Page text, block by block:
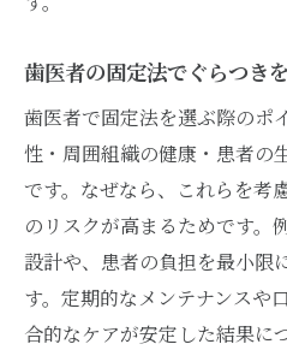
歯医者の固定法でぐらつき
歯医者で固定法を選ぶ際のポ
性・周囲組織の健康・患者の
です。なぜなら、これらを考
のリスクが高まるためです。
設計や、患者の負担を最小限
す。定期的なメンテナンスや
合的なケアが安定した結果に